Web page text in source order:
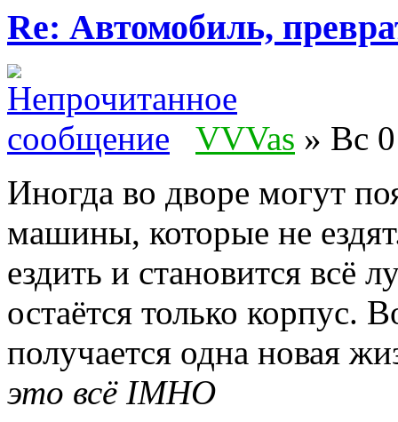
Re: Автомобиль,
VVVas » Вс
Иногда во дворе могут
машины, которые не
ездить и становится всё
остаётся только корпус.
получается одна новая
это всё IMHO